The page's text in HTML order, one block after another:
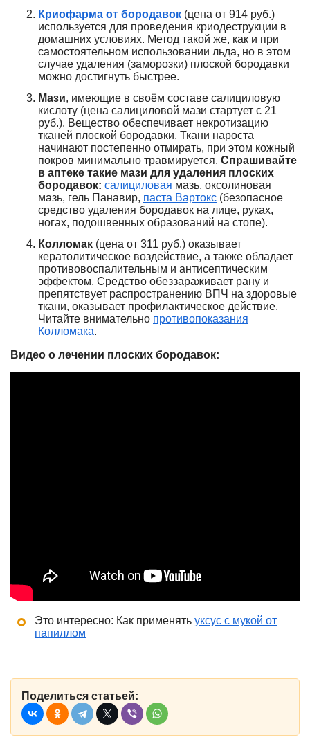
Криофарма от бородавок (цена от 914 руб.)
используется для проведения криодеструкции в
домашних условиях. Метод такой же, как и при
самостоятельном использовании льда, но в этом
случае удаления (заморозки) плоской бородавки
можно достигнуть быстрее.
Мази, имеющие в своём составе салициловую
кислоту (цена салициловой мази стартует с 21
руб.). Вещество обеспечивает некротизацию
тканей плоской бородавки. Ткани нароста
начинают постепенно отмирать, при этом кожный
покров минимально травмируется. Спрашивайте
в аптеке такие мази для удаления плоских
бородавок: салициловая мазь, оксолиновая
мазь, гель Панавир, паста Вартокс (безопасное
средство удаления бородавок на лице, руках,
ногах, подошвенных образований на стопе).
Колломак (цена от 311 руб.) оказывает
кератолитическое воздействие, а также обладает
противовоспалительным и антисептическим
эффектом. Средство обеззараживает рану и
препятствует распространению ВПЧ на здоровые
ткани, оказывает профилактическое действие.
Читайте внимательно противопоказания
Колломака.
Видео о лечении плоских бородавок:
Это интересно: Как применять уксус с мукой от
папиллом
Поделиться статьей: